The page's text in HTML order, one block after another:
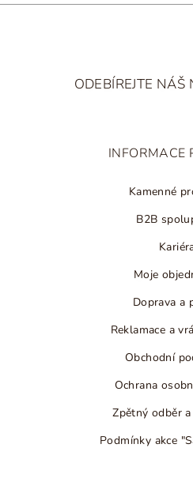
ODEBÍREJTE NÁŠ
INFORMACE
Kamenné
B2B
Moje
Doprava a
Reklamace a
Obchodní
Ochrana
Zpětný odběr
Podmínky akce